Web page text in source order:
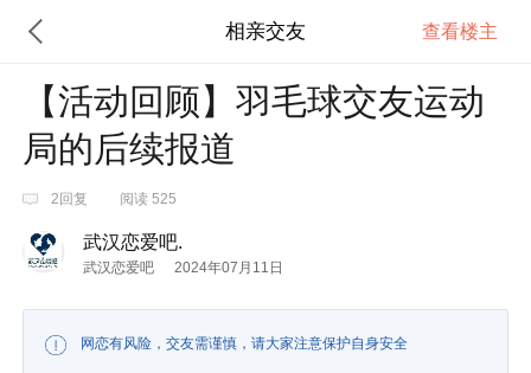
相亲交友 查看楼主
【活动回顾】羽毛球交友运动
局的后续报道
2回复 阅读 525
武汉恋爱吧.
武汉恋爱吧 2024年07月11日
网恋有风险，交友需谨慎，请大家注意保护自身安全